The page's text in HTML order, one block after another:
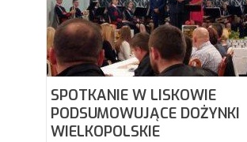
SPOTKANIE W LISKOWIE
PODSUMOWUJĄCE DOŻYNKI
WIELKOPOLSKIE